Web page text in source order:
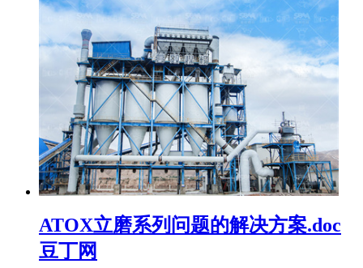
ATOX立磨系列问题的解决方案.doc
豆丁网